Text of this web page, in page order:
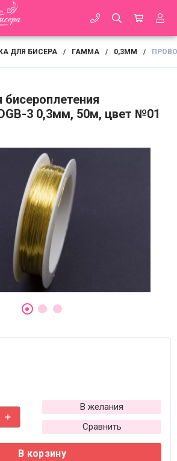
ДЛЯ БИСЕРА / ГАММА / 0,3ММ /
3 0,3мм, 50м, цвет №01
В желания
Сравнить
В корзину